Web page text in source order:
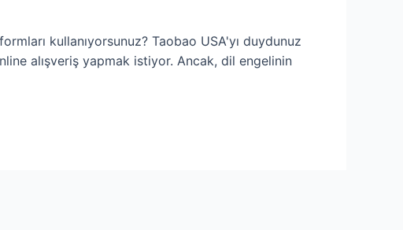
kullanıyorsunuz? Taobao USA'yı duydunuz
alışveriş yapmak istiyor. Ancak, dil engelinin